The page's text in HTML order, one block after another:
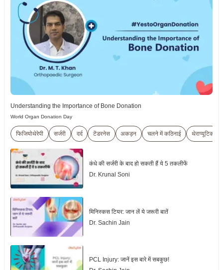
Understanding the Importance of Bone Donation
World Organ Donation Day
फिजियोथेरेपी सर्जरी दर्द टेंडरनेस अकड़न चलने में कठिनाई थेराप्यूटिक
कंधे की सर्जरी के बाद हो सकती हैं ये 5 तकलीफें
Dr. Krunal Soni
मिनिस्कस टियर: जान लें ये जरूरी बातें
Dr. Sachin Jain
PCL Injury: जानें इस बारे में सबकुछ!